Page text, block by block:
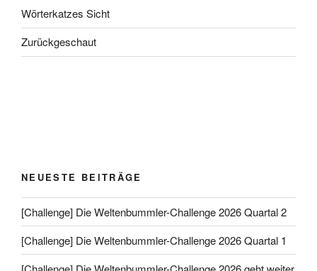
Wörterkatzes Sicht
Zurückgeschaut
NEUESTE BEITRÄGE
[Challenge] Die Weltenbummler-Challenge 2026 Quartal 2
[Challenge] Die Weltenbummler-Challenge 2026 Quartal 1